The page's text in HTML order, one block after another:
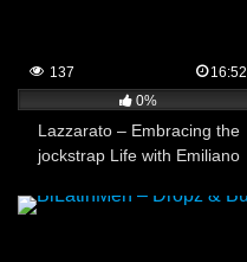
137
16:52
0%
Lazzarato – Embracing the
jockstrap Life with Emiliano